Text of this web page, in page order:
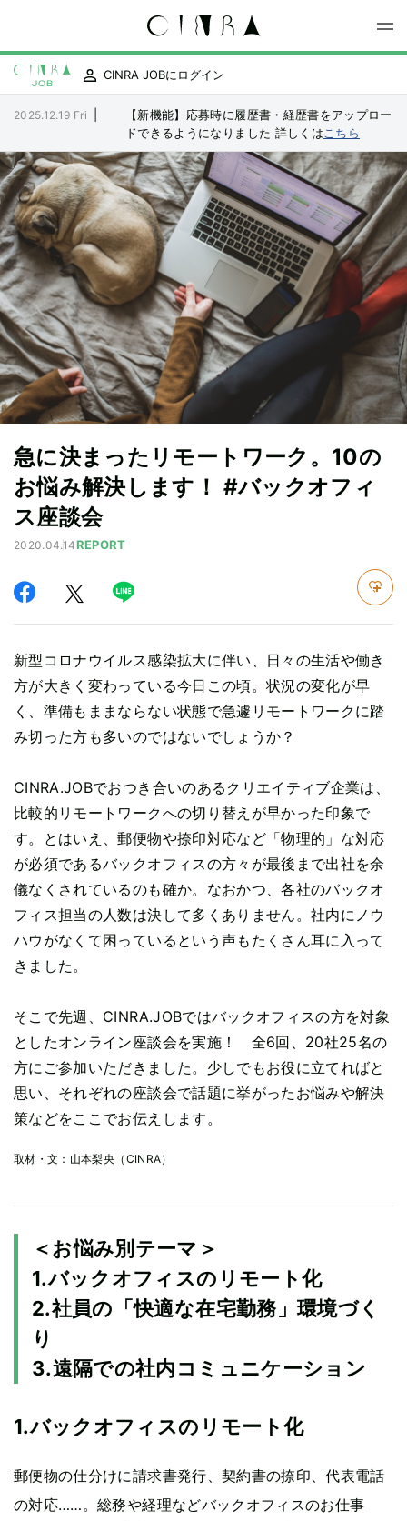
CINRA JOBにログイン
2025.12.19 Fri
【新機能】応募時に履歴書・経歴書をアップロー
ドできるようになりました 詳しくは こちら
急に決まったリモートワーク。10の
お悩み解決します！ #バックオフィ
ス座談会
2020.04.14REPORT
新型コロナウイルス感染拡大に伴い、日々の生活や働き
方が大きく変わっている今日この頃。状況の変化が早
く、準備もままならない状態で急遽リモートワークに踏
み切った方も多いのではないでしょうか？
CINRA.JOBでおつき合いのあるクリエイティブ企業は、
比較的リモートワークへの切り替えが早かった印象で
す。とはいえ、郵便物や捺印対応など「物理的」な対応
が必須であるバックオフィスの方々が最後まで出社を余
儀なくされているのも確か。なおかつ、各社のバックオ
フィス担当の人数は決して多くありません。社内にノウ
ハウがなくて困っているという声もたくさん耳に入って
きました。
そこで先週、CINRA.JOBではバックオフィスの方を対象
としたオンライン座談会を実施！ 全6回、20社25名の
方にご参加いただきました。少しでもお役に立てればと
思い、それぞれの座談会で話題に挙がったお悩みや解決
策などをここでお伝えします。
取材・文： 山本梨央（CINRA）
＜お悩み別テーマ＞
1.バックオフィスのリモート化
2.社員の「快適な在宅勤務」環境づく
り
3.遠隔での社内コミュニケーション
1.バックオフィスのリモート化
郵便物の仕分けに請求書発行、契約書の捺印、代表電話
の対応……。総務や経理などバックオフィスのお仕事